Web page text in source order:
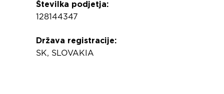
Številka podjetja:
128144347
Država registracije:
SK, SLOVAKIA